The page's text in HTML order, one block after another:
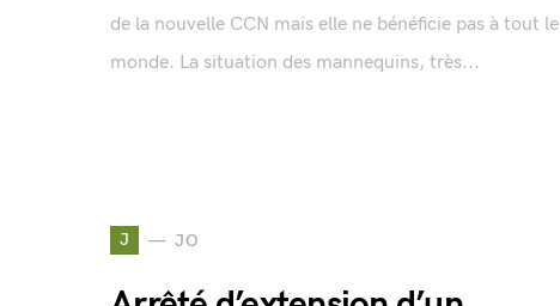
de la nouvelle CCN mais elle ne bénéficie pas à tout le
monde. La situation des mannequins, très...
J JO